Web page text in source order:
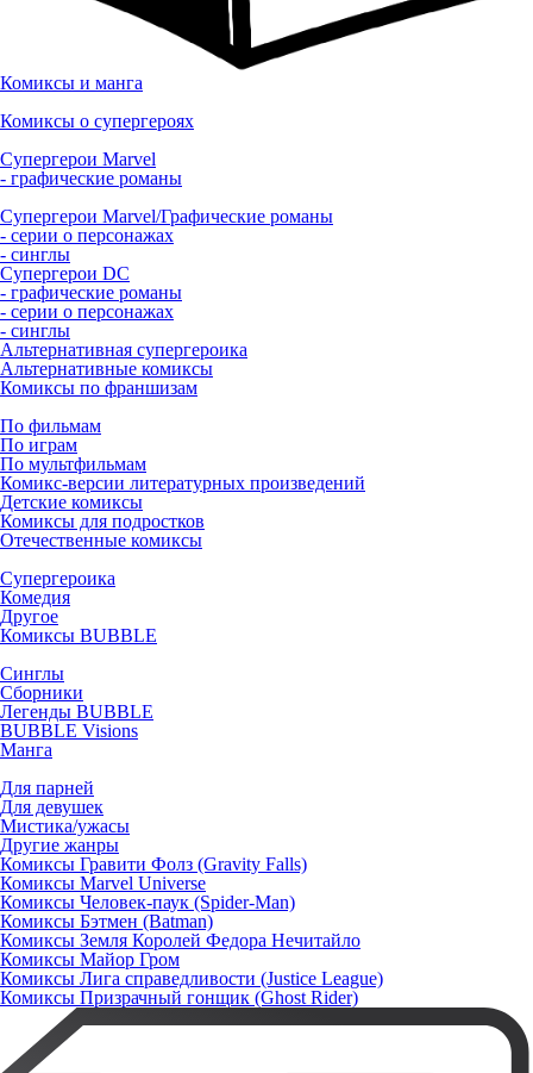
Комиксы и манга
Комиксы о супергероях
Супергерои Marvel
- графические романы
Супергерои Marvel/Графические романы
- серии о персонажах
- синглы
Супергерои DC
- графические романы
- серии о персонажах
- синглы
Альтернативная супергероика
Альтернативные комиксы
Комиксы по франшизам
По фильмам
По играм
По мультфильмам
Комикс-версии литературных произведений
Детские комиксы
Комиксы для подростков
Отечественные комиксы
Супергероика
Комедия
Другое
Комиксы BUBBLE
Синглы
Сборники
Легенды BUBBLE
BUBBLE Visions
Манга
Для парней
Для девушек
Мистика/ужасы
Другие жанры
Комиксы Гравити Фолз (Gravity Falls)
Комиксы Marvel Universe
Комиксы Человек-паук (Spider-Man)
Комиксы Бэтмен (Batman)
Комиксы Земля Королей Федора Нечитайло
Комиксы Майор Гром
Комиксы Лига справедливости (Justice League)
Комиксы Призрачный гонщик (Ghost Rider)